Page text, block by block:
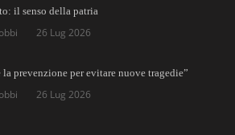
il senso della patria
26 Lug 2026
la prevenzione per evitare nuove tragedie”
26 Lug 2026